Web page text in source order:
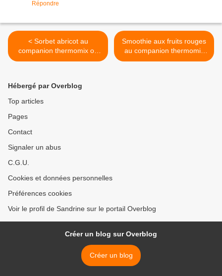
Répondre
< Sorbet abricot au
companion thermomix ou
autres robots
Smoothie aux fruits rouges
au companion thermomix
ou autre robot >
Hébergé par Overblog
Top articles
Pages
Contact
Signaler un abus
C.G.U.
Cookies et données personnelles
Préférences cookies
Voir le profil de Sandrine sur le portail Overblog
Créer un blog sur Overblog
Créer un blog